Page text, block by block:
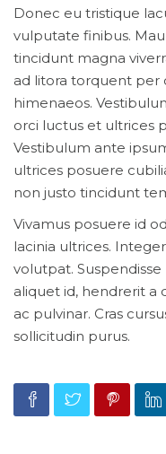
Donec eu tristique
vulputate finibus.
tincidunt magna
ad litora torquent per
himenaeos.
orci luctus et ultrices
Vestibulum ante
ultrices posuere
non justo tincidunt
Vivamus posuere id
lacinia ultrices.
volutpat.
aliquet id, hendrerit a
ac pulvinar. Cras
sollicitudin purus.